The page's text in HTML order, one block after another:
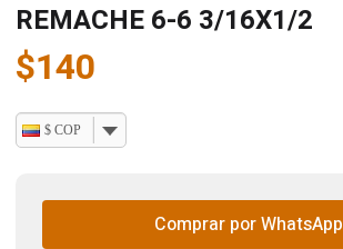
REMACHE 6-6 3/16X1/2
$140
$ COP
Comprar por WhatsApp